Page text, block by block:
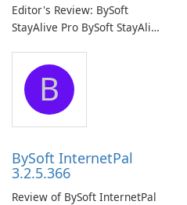
Editor's Review: BySoft
StayAlive Pro BySoft StayAlive
application designed to
ensure the continuous and
uninterrupted operation of
your computer system.
B
BySoft InternetPal
3.2.5.366
Review of BySoft InternetPal